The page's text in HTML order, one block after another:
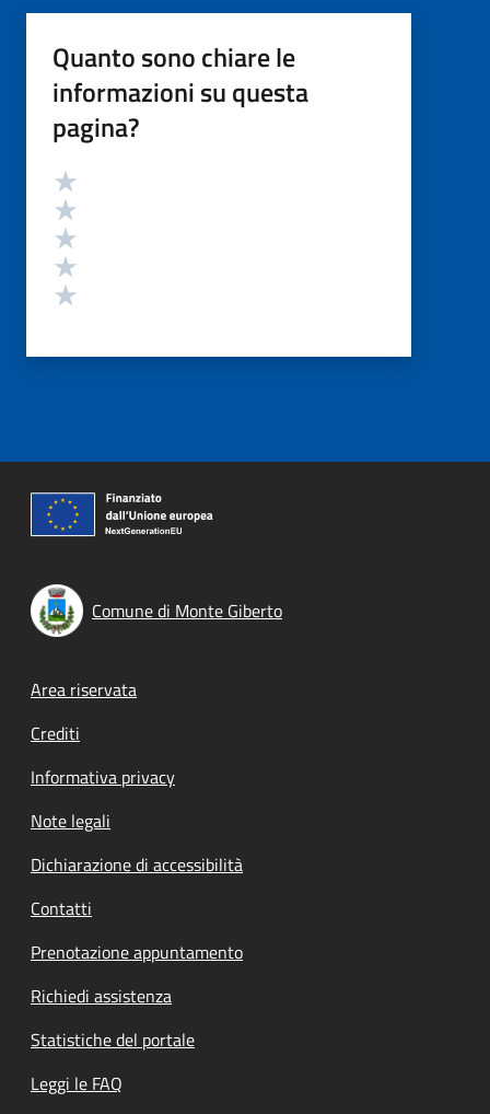
Quanto sono chiare le
informazioni su questa
pagina?
Valutazione
Comune di Monte Giberto
Footer menu
Area riservata
Crediti
Informativa privacy
Note legali
Dichiarazione di accessibilità
Contatti
Prenotazione appuntamento
Richiedi assistenza
Statistiche del portale
Leggi le FAQ